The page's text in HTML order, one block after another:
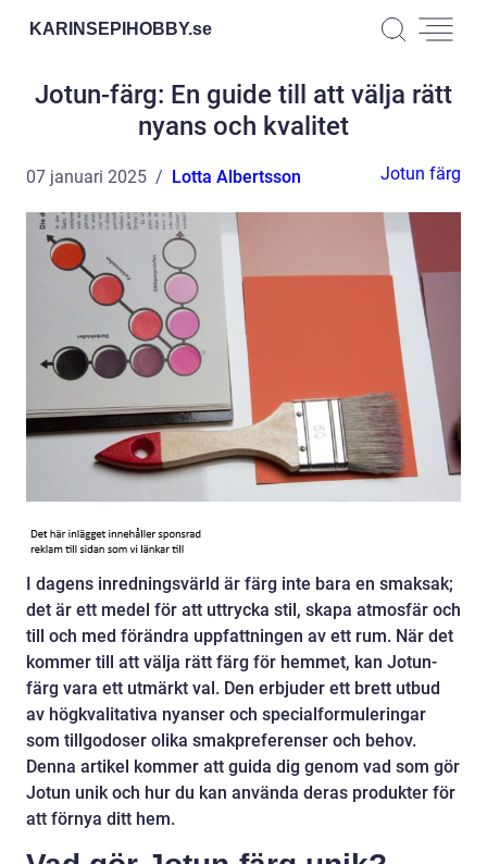
KARINSEPIHOBBY.se
Jotun-färg: En guide till att välja rätt
nyans och kvalitet
07 januari 2025 Lotta Albertsson Jotun färg
I dagens inredningsvärld är färg inte bara en smaksak;
det är ett medel för att uttrycka stil, skapa atmosfär och
till och med förändra uppfattningen av ett rum. När det
kommer till att välja rätt färg för hemmet, kan Jotun-
färg vara ett utmärkt val. Den erbjuder ett brett utbud
av högkvalitativa nyanser och specialformuleringar
som tillgodoser olika smakpreferenser och behov.
Denna artikel kommer att guida dig genom vad som gör
Jotun unik och hur du kan använda deras produkter för
att förnya ditt hem.